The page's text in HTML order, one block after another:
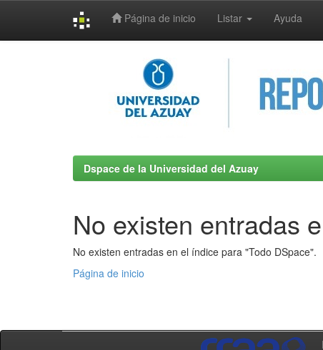
Página de inicio Listar Ayuda
Dspace de la Universidad del Azuay
No existen entradas
No existen entradas en el índice para "Todo DSpace".
Página de inicio